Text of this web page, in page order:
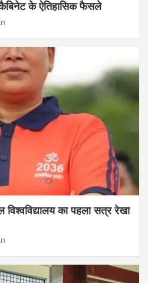
के ऐतिहासिक फैसले
का पहला सत्र रेखा